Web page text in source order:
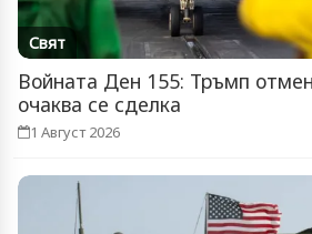
Свят
Войната Ден 155: Тръмп
очаква се сделка
1 Август 2026